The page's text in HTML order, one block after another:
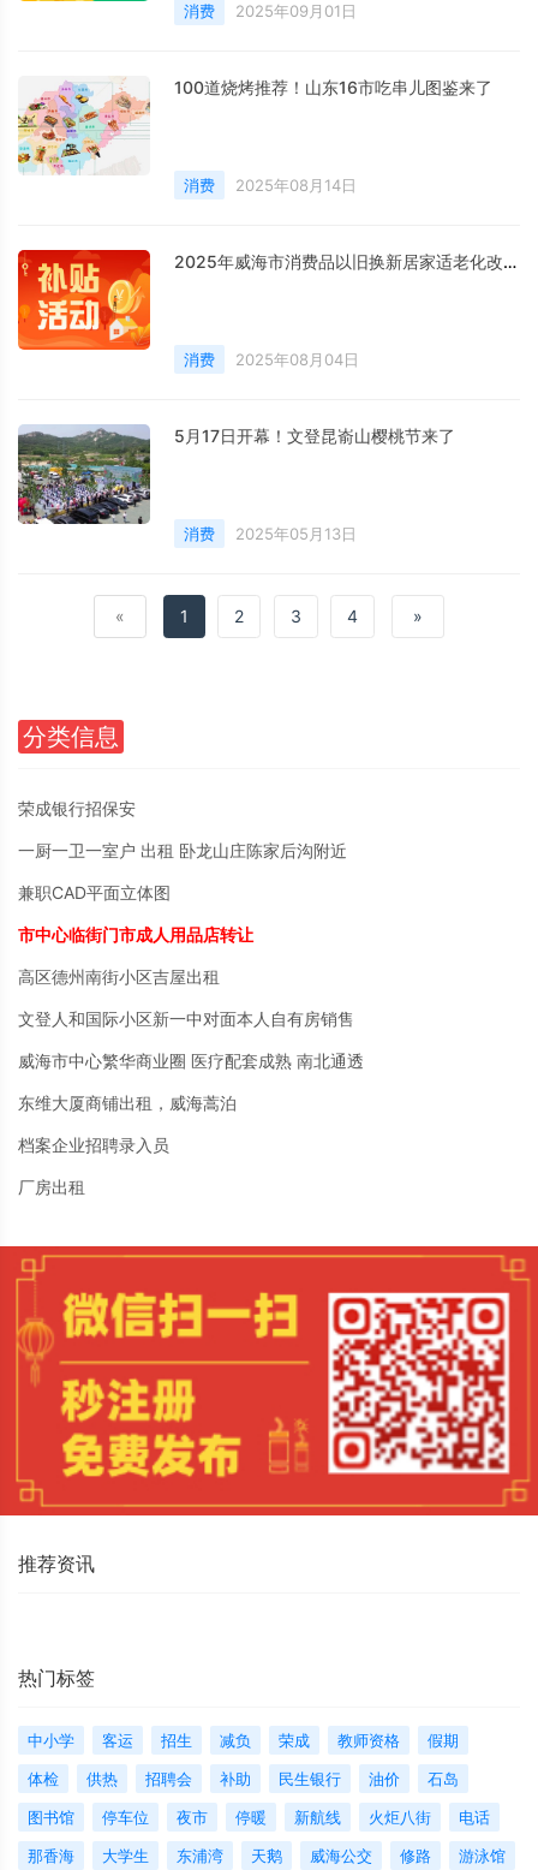
消费 2025年09月01日
100道烧烤推荐！山东16市吃串儿图鉴来了
消费 2025年08月14日
2025年威海市消费品以旧换新居家适老化改造补贴活动正式开启啦！
消费 2025年08月04日
5月17日开幕！文登昆嵛山樱桃节来了
消费 2025年05月13日
« 1 2 3 4 »
分类信息
荣成银行招保安
一厨一卫一室户 出租 卧龙山庄陈家后沟附近
兼职CAD平面立体图
市中心临街门市成人用品店转让
高区德州南街小区吉屋出租
文登人和国际小区新一中对面本人自有房销售
威海市中心繁华商业圈 医疗配套成熟 南北通透
东维大厦商铺出租，威海蒿泊
档案企业招聘录入员
厂房出租
推荐资讯
热门标签
中小学 客运 招生 减负 荣成 教师资格
假期
体检
供热 招聘会 补助 民生银行 油价
石岛
图书馆
停车位 夜市 停暖 新航线 火炬八街
电话
那香海
大学生 东浦湾 天鹅 威海公交 修路 游泳馆